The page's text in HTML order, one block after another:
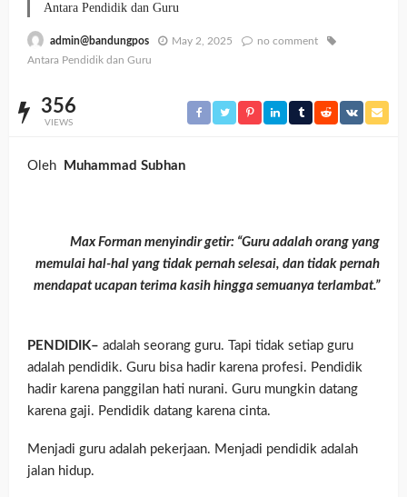
Antara Pendidik dan Guru
admin@bandungpos May 2, 2025
no comment
Antara Pendidik dan Guru
356
VIEWS
Oleh Muhammad Subhan
Max Forman menyindir getir: “Guru adalah orang yang
memulai hal-hal yang tidak pernah selesai, dan tidak pernah
mendapat ucapan terima kasih hingga semuanya terlambat.”
PENDIDIK– adalah seorang guru. Tapi tidak setiap guru
adalah pendidik. Guru bisa hadir karena profesi. Pendidik
hadir karena panggilan hati nurani. Guru mungkin datang
karena gaji. Pendidik datang karena cinta.
Menjadi guru adalah pekerjaan. Menjadi pendidik adalah
jalan hidup.